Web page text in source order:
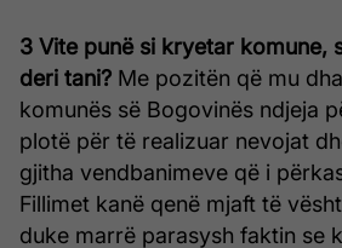
3 Vite punë si kryetar komune,
deri tani? Me pozitën që mu
komunës së Bogovinës ndjeja
plotë për të realizuar nevojat
gjitha vendbanimeve që i
Fillimet kanë qenë mjaft të
duke marrë parasysh faktin se